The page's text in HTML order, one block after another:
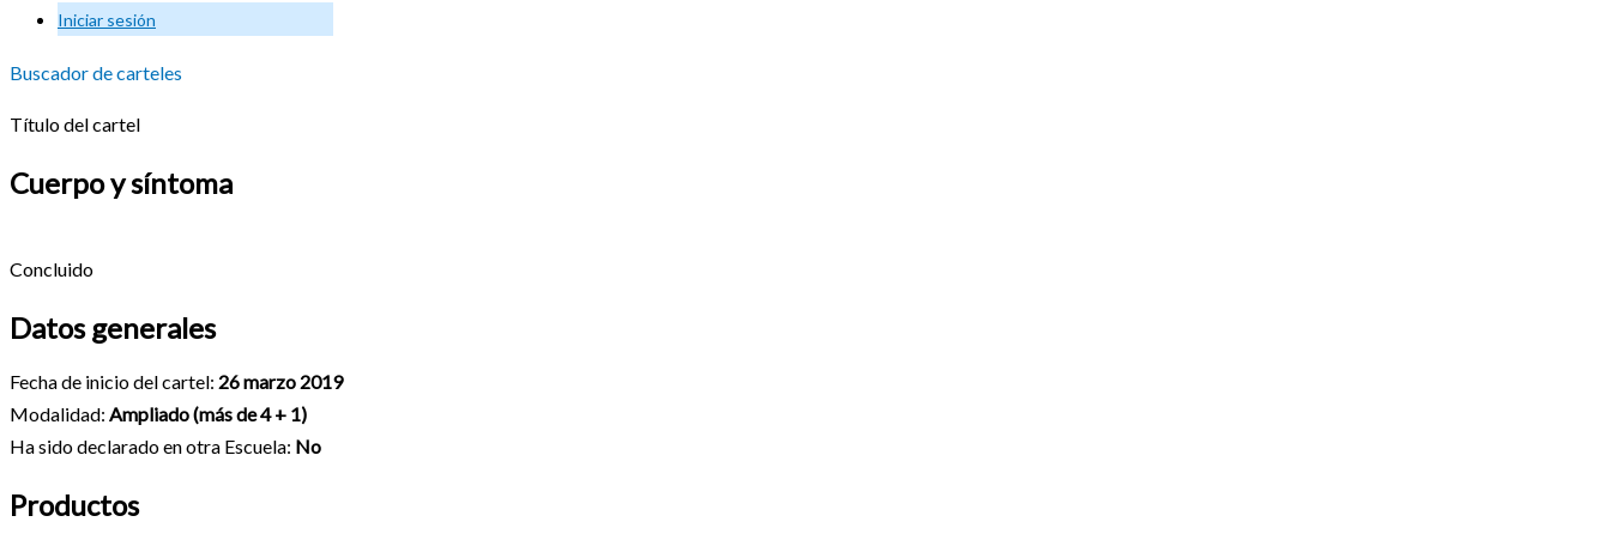
Iniciar sesión
Buscador de carteles
Título del cartel
Cuerpo y síntoma
Concluido
Datos generales
Fecha de inicio del cartel: 26 marzo 2019
Modalidad: Ampliado (más de 4 + 1)
Ha sido declarado en otra Escuela: No
Productos